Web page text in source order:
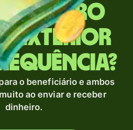
dinheiro
exterior
o beneficiário e ambos
ao enviar e receber
dinheiro.